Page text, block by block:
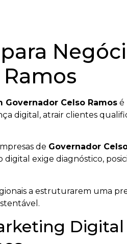
Celso Ramos é
digital, atrair clientes
de Governador
exige diagnóstico,
a estruturarem uma